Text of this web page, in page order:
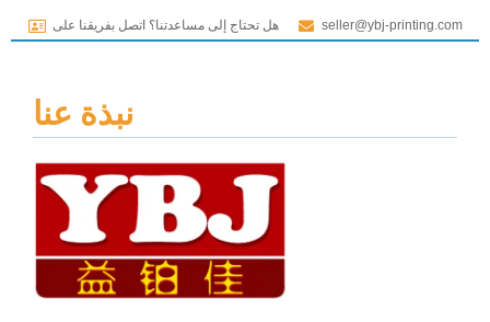
هل تحتاج إلى مساعدتنا؟ اتصل بفريقنا على seller@ybj-printing.com
نبذة عنا